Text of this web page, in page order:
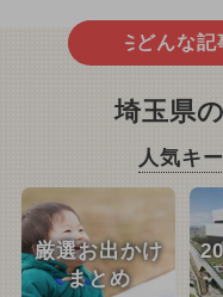
どんな記
埼玉県
人気キ
厳選お出かけ
まとめ